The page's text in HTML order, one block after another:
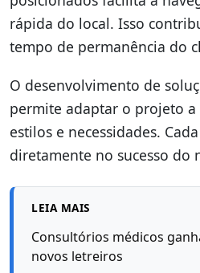
rápida do local. Isso
tempo de permanência do
O desenvolvimento de
permite adaptar o projeto
estilos e necessidades.
diretamente no sucesso do
LEIA MAIS
Consultórios médicos
novos letreiros